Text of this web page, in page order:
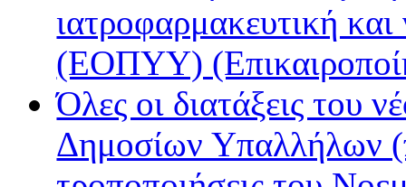
ιατροφαρμακευτική
(ΕΟΠΥΥ)
Όλες οι διατάξεις του
Δημοσίων Υπαλλήλων